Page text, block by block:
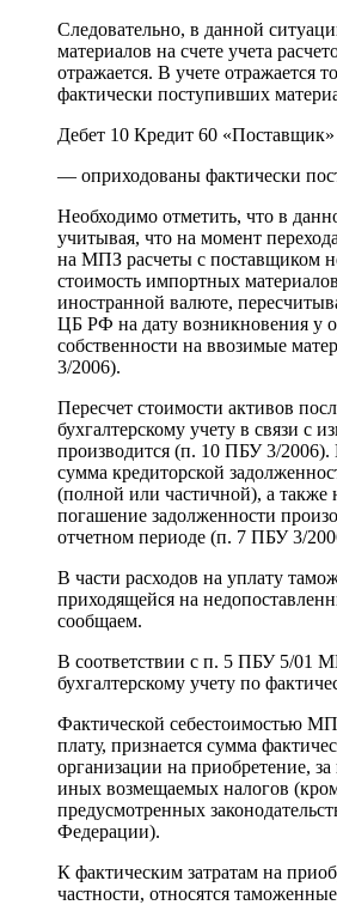
Следовательно, в данной
материалов на счете учета
отражается. В учете отражается
фактически поступивших
Дебет 10 Кредит 60 «Поставщик»
— оприходованы фактически
Необходимо отметить, что в
учитывая, что на момент
на МПЗ расчеты с поставщиком
стоимость импортных
иностранной валюте,
ЦБ РФ на дату возникновения у
собственности на ввозимые
3/2006).
Пересчет стоимости активов
бухгалтерскому учету в связи с
производится (п. 10 ПБУ 3/
сумма кредиторской
(полной или частичной), а также
погашение задолженности
отчетном периоде (п. 7 ПБУ 3/
В части расходов на уплату
приходящейся на
сообщаем.
В соответствии с п. 5 ПБУ 5/01
бухгалтерскому учету по
Фактической себестоимостью
плату, признается сумма
организации на приобретение,
иных возмещаемых налогов
предусмотренных
Федерации).
К фактическим затратам на
частности, относятся